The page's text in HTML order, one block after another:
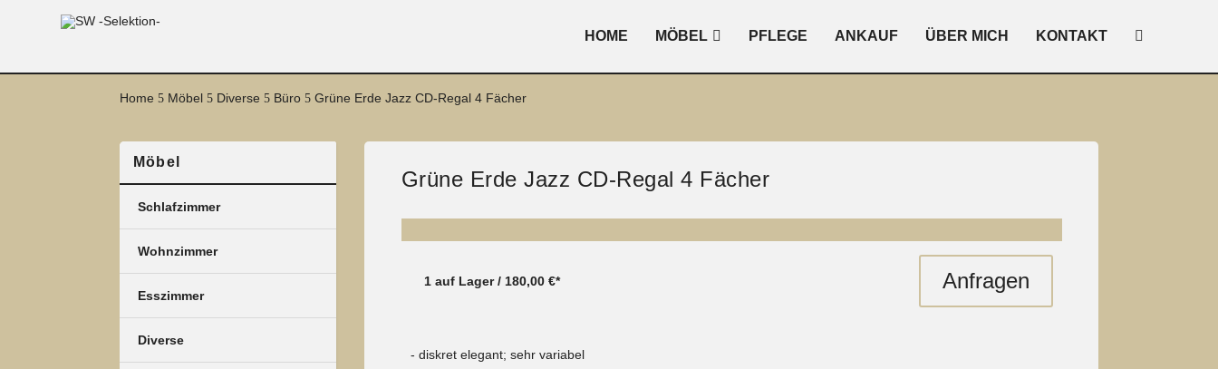
HOME MÖBEL PFLEGE ANKAUF ÜBER MICH KONTAKT
Home 5 Möbel 5 Diverse 5 Büro 5 Grüne Erde Jazz CD-Regal 4 Fächer
Möbel
Schlafzimmer
Wohnzimmer
Esszimmer
Diverse
Grüne Erde Jazz CD-Regal 4 Fächer
Anfragen
1 auf Lager / 180,00 €*
diskret elegant; sehr variabel